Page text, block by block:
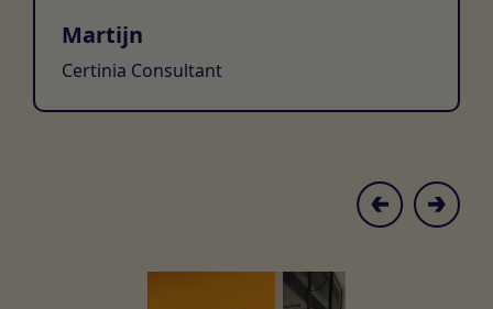
Martijn
Certinia Consultant